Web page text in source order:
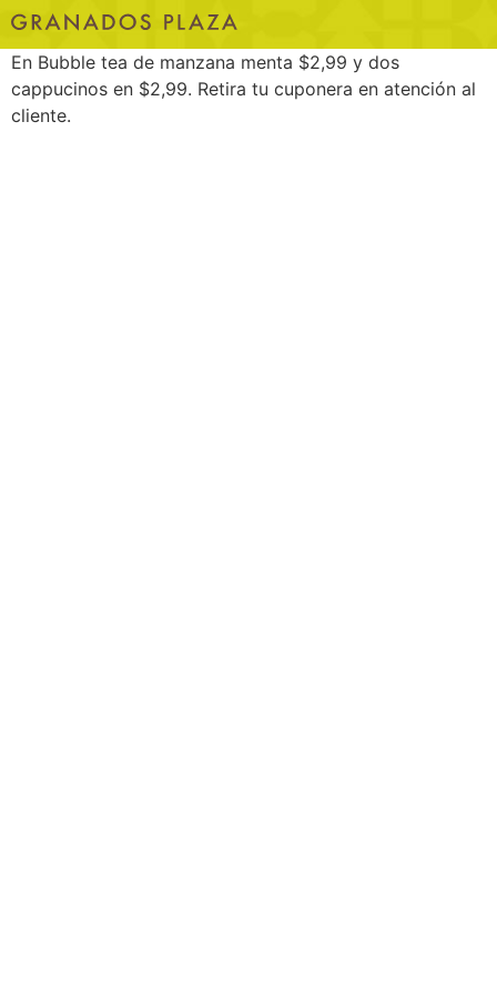
En Bubble tea de manzana menta $2,99 y dos
cappucinos en $2,99. Retira tu cuponera en atención al
cliente.